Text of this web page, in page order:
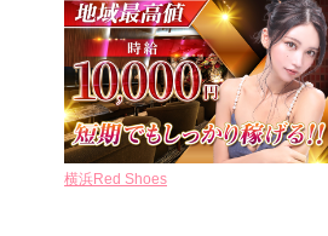
横浜Red Shoes